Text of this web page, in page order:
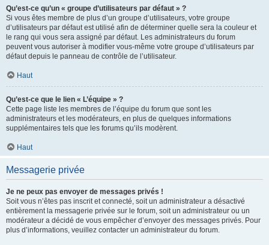
Qu’est-ce qu’un « groupe d’utilisateurs par défaut » ?
Si vous êtes membre de plus d’un groupe d’utilisateurs, votre groupe
d’utilisateurs par défaut est utilisé afin de déterminer quelle sera la couleur et
le rang qui vous sera assigné par défaut. Les administrateurs du forum
peuvent vous autoriser à modifier vous-même votre groupe d’utilisateurs par
défaut depuis le panneau de contrôle de l’utilisateur.
Haut
Qu’est-ce que le lien « L’équipe » ?
Cette page liste les membres de l’équipe du forum que sont les
administrateurs et les modérateurs, en plus de quelques informations
supplémentaires tels que les forums qu’ils modèrent.
Haut
Messagerie privée
Je ne peux pas envoyer de messages privés !
Soit vous n’êtes pas inscrit et connecté, soit un administrateur a désactivé
entièrement la messagerie privée sur le forum, soit un administrateur ou un
modérateur a décidé de vous empêcher d’envoyer des messages privés. Pour
plus d’informations, veuillez contacter un administrateur du forum.